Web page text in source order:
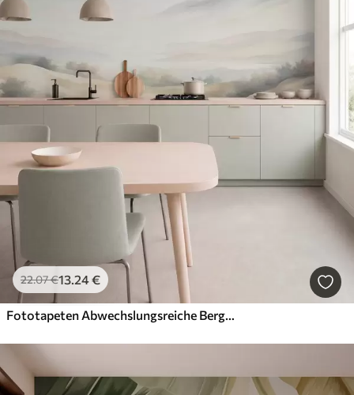
22.07€13.24€
Fototapeten Abwechslungsreiche Berglandschaft